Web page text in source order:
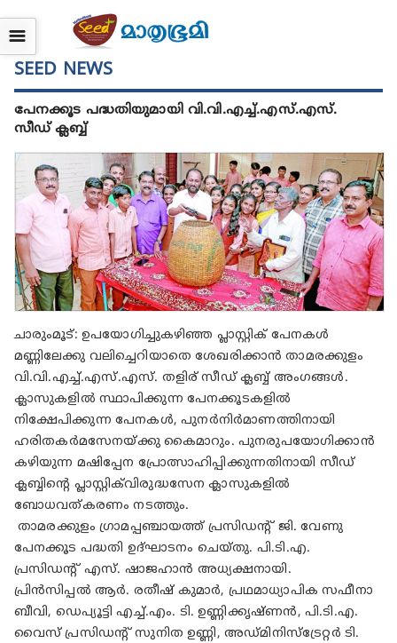
☰
SEED NEWS
പേനക്കൂട പദ്ധതിയുമായി വി.വി.എച്ച്.എസ്.എസ്.
സീഡ് ക്ലബ്ബ്
ചാരുംമൂട്: ഉപയോഗിച്ചുകഴിഞ്ഞ പ്ലാസ്റ്റിക് പേനകൾ
മണ്ണിലേക്കു വലിച്ചെറിയാതെ ശേഖരിക്കാൻ താമരക്കുളം
വി.വി.എച്ച്.എസ്.എസ്. തളിര് സീഡ് ക്ലബ്ബ് അംഗങ്ങൾ.
ക്ലാസുകളിൽ സ്ഥാപിക്കുന്ന പേനക്കൂടകളിൽ
നിക്ഷേപിക്കുന്ന പേനകൾ, പുനർനിർമാണത്തിനായി
ഹരിതകർമസേനയ്ക്കു കൈമാറും. പുനരുപയോഗിക്കാൻ
കഴിയുന്ന മഷിപ്പേന പ്രോത്സാഹിപ്പിക്കുന്നതിനായി സീഡ്
ക്ലബ്ബിന്റെ പ്ലാസ്റ്റിക്‌വിരുദ്ധസേന ക്ലാസുകളിൽ
ബോധവത്കരണം നടത്തും.
താമരക്കുളം ഗ്രാമപ്പഞ്ചായത്ത് പ്രസിഡന്റ് ജി. വേണു
പേനക്കൂട പദ്ധതി ഉദ്ഘാടനം ചെയ്തു. പി.ടി.എ.
പ്രസിഡന്റ് എസ്. ഷാജഹാൻ അധ്യക്ഷനായി.
പ്രിൻസിപ്പൽ ആർ. രതീഷ് കുമാർ, പ്രഥമാധ്യാപിക സഫീനാ
ബീവി, ഡെപ്യൂട്ടി എച്ച്.എം. ടി. ഉണ്ണിക്കൃഷ്ണൻ, പി.ടി.എ.
വൈസ് പ്രസിഡന്റ് സുനിത ഉണ്ണി, അഡ്മിനിസ്‌ട്രേറ്റർ ടി.